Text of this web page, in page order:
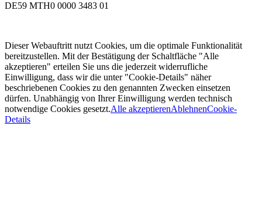
DE59 MTH0 0000 3483 01
Dieser Webauftritt nutzt Cookies, um die optimale Funktionalität
bereitzustellen. Mit der Bestätigung der Schaltfläche "Alle
akzeptieren" erteilen Sie uns die jederzeit widerrufliche
Einwilligung, dass wir die unter "Cookie-Details" näher
beschriebenen Cookies zu den genannten Zwecken einsetzen
dürfen. Unabhängig von Ihrer Einwilligung werden technisch
notwendige Cookies gesetzt.Alle akzeptierenAblehnenCookie-
Details